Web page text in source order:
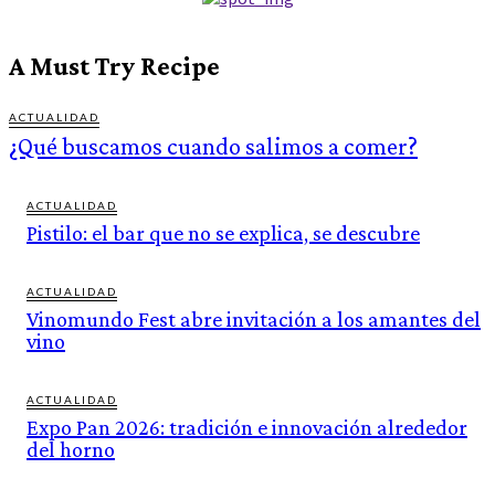
A Must Try Recipe
ACTUALIDAD
¿Qué buscamos cuando salimos a comer?
ACTUALIDAD
Pistilo: el bar que no se explica, se descubre
ACTUALIDAD
Vinomundo Fest abre invitación a los amantes del
vino
ACTUALIDAD
Expo Pan 2026: tradición e innovación alrededor
del horno